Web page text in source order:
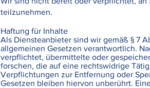
teilzunehmen.
Haftung für Inhalte
Als Diensteanbieter sind wir gemäß § 7
allgemeinen Gesetzen verantwortlich.
verpflichtet, übermittelte oder
forschen, die auf eine rechtswidrige
Verpflichtungen zur Entfernung oder
Gesetzen bleiben hiervon unberührt.